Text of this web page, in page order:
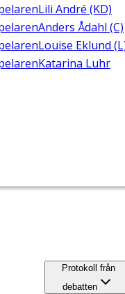
Lili André (KD)
Anders Ådahl (C)
Louise Eklund
Katarina Luhr
Protokoll från
debatten